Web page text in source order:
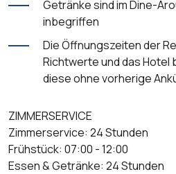
Getränke sind im Dine-
inbegriffen
Die Öffnungszeiten der
Richtwerte und das Hotel
diese ohne vorherige
ZIMMERSERVICE
Zimmerservice: 24 Stunden
Frühstück: 07:00 - 12:00
Essen & Getränke: 24 Stunden